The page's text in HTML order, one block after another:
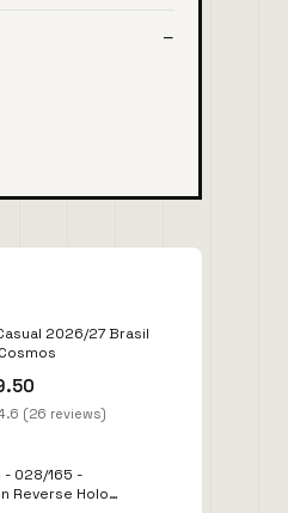
2026/27 Brasil
(26 reviews)
- 028/165 -
Reverse Holo